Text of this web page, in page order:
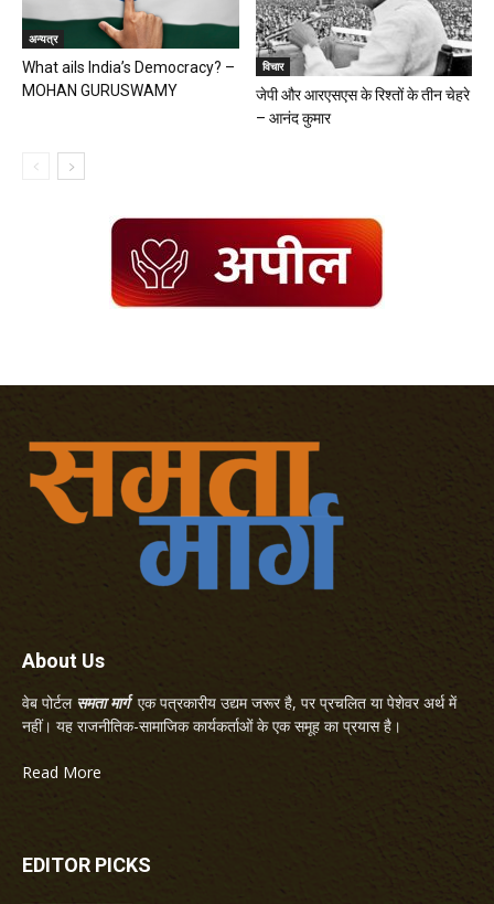
अन्यत्र
What ails India’s Democracy? –
MOHAN GURUSWAMY
विचार
जेपी और आरएसएस के रिश्तों के तीन चेहरे
– आनंद कुमार
About Us
वेब पोर्टल समता मार्गएक पत्रकारीय उद्यम जरूर है, पर प्रचलित या पेशेवर अर्थ में
नहीं। यह राजनीतिक-सामाजिक कार्यकर्ताओं के एक समूह का प्रयास है।
Read More
EDITOR PICKS